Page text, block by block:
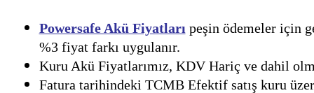
Powersafe Akü Fiyatları peşin ödemeler için
%3 fiyat farkı uygulanır.
Kuru Akü Fiyatlarımız, KDV Hariç ve dahil
Fatura tarihindeki TCMB Efektif satış kuru